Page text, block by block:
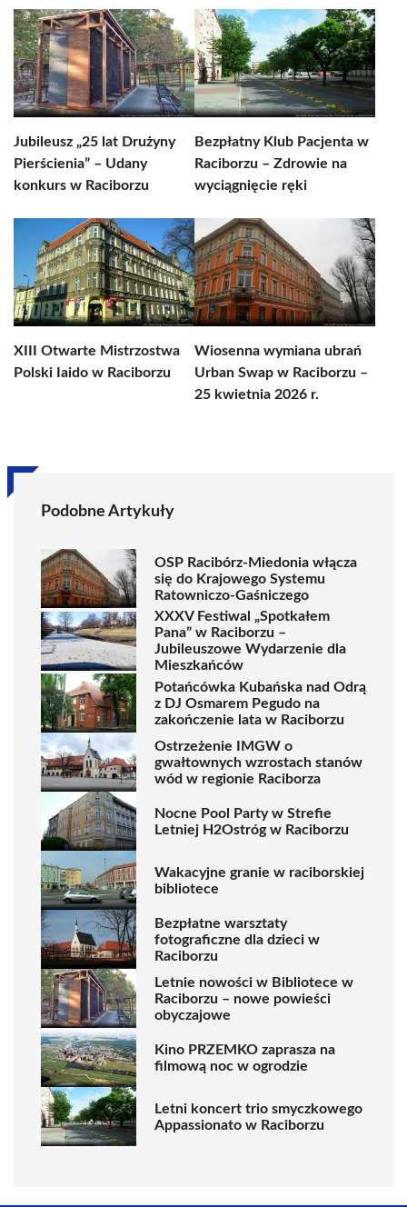
Jubileusz „25 lat Drużyny
Pierścienia” – Udany
konkurs w Raciborzu
Bezpłatny Klub Pacjenta w
Raciborzu – Zdrowie na
wyciągnięcie ręki
XIII Otwarte Mistrzostwa
Polski Iaido w Raciborzu
Wiosenna wymiana ubrań
Urban Swap w Raciborzu –
25 kwietnia 2026 r.
Podobne Artykuły
OSP Racibórz-Miedonia włącza
się do Krajowego Systemu
Ratowniczo-Gaśniczego
XXXV Festiwal „Spotkałem
Pana” w Raciborzu –
Jubileuszowe Wydarzenie dla
Mieszkańców
Potańcówka Kubańska nad Odrą
z DJ Osmarem Pegudo na
zakończenie lata w Raciborzu
Ostrzeżenie IMGW o
gwałtownych wzrostach stanów
wód w regionie Raciborza
Nocne Pool Party w Strefie
Letniej H2Ostróg w Raciborzu
Wakacyjne granie w raciborskiej
bibliotece
Bezpłatne warsztaty
fotograficzne dla dzieci w
Raciborzu
Letnie nowości w Bibliotece w
Raciborzu – nowe powieści
obyczajowe
Kino PRZEMKO zaprasza na
filmową noc w ogrodzie
Letni koncert trio smyczkowego
Appassionato w Raciborzu